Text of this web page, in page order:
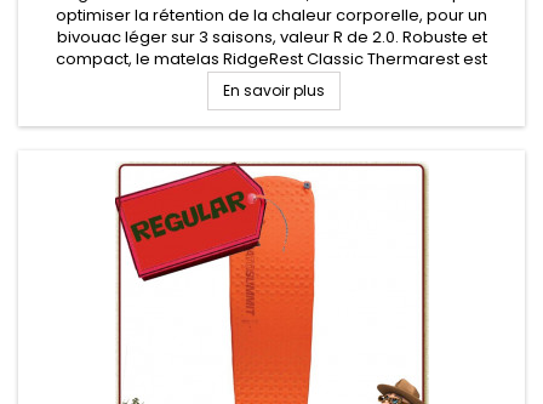
optimiser la rétention de la chaleur corporelle, pour un
bivouac léger sur 3 saisons, valeur R de 2.0. Robuste et
compact, le matelas RidgeRest Classic Thermarest est
adapté au bushcraft et pratique pour randonner léger
En savoir plus